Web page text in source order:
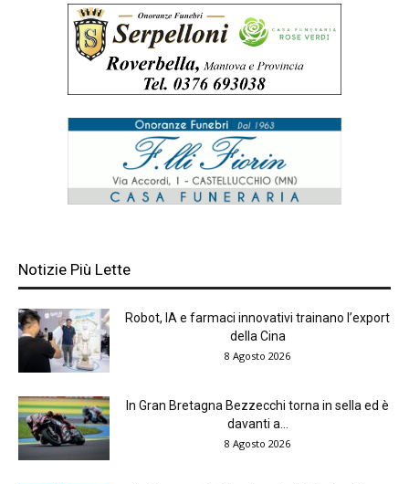
Notizie Più Lette
Robot, IA e farmaci innovativi trainano l’export
della Cina
8 Agosto 2026
In Gran Bretagna Bezzecchi torna in sella ed è
davanti a...
8 Agosto 2026